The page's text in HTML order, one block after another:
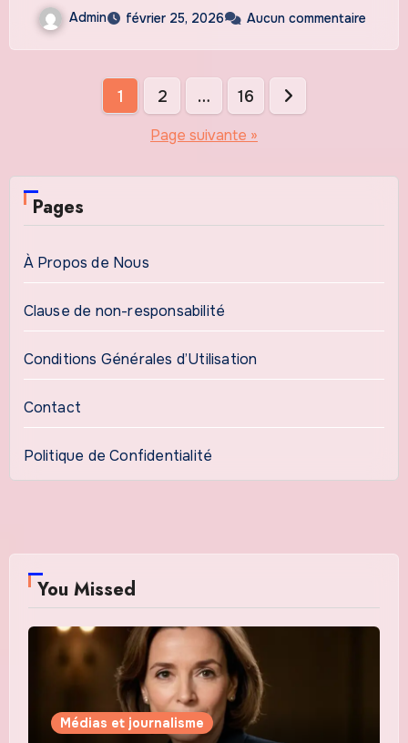
Admin février 25, 2026 Aucun commentaire
Pagination
publications
1 2 … 16
Page suivante »
Pages
À Propos de Nous
Clause de non-responsabilité
Conditions Générales d’Utilisation
Contact
Politique de Confidentialité
You Missed
Médias et journalisme